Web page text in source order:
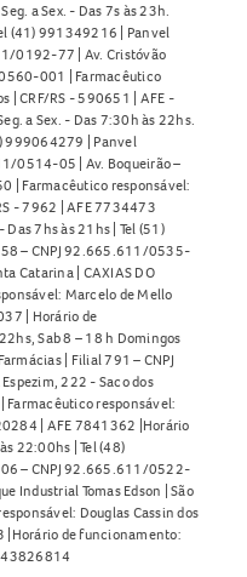
a Sex. - Das 7s às 23h.
(41) 991349216 | Panvel
0192-77 | Av. Cristóvão
001 | Farmacêutico
| CRF/RS - 590651 | AFE -
a Sex. - Das 7:30h às 22hs.
999064279 | Panvel
0514-05 | Av. Boqueirão –
| Farmacêutico responsável:
- 7962 | AFE 7734473
Das 7hs às 21hs | Tel (51)
– CNPJ 92.665.611/0535-
Catarina | CAXIAS DO
Marcelo de Mello
| Horário de
Sab 8 – 18 h Domingos
| Filial 791 – CNPJ
222 - Saco dos
responsável:
| AFE 7841362 |Horário
22:00hs | Tel (48)
– CNPJ 92.665.611/0522-
Industrial Tomas Edson | São
Douglas Cassin dos
|Horário de funcionamento: